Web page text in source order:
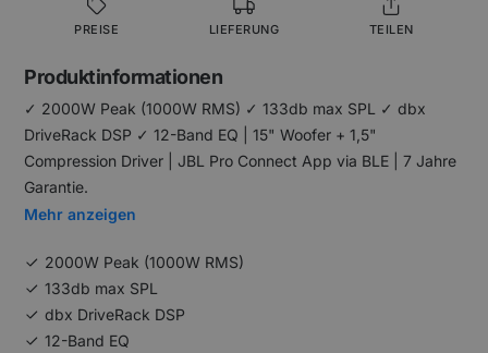
PREISE LIEFERUNG TEILEN
Produktinformationen
✓ 2000W Peak (1000W RMS) ✓ 133db max SPL ✓ dbx
DriveRack DSP ✓ 12-Band EQ | 15" Woofer + 1,5"
Compression Driver | JBL Pro Connect App via BLE | 7 Jahre
Garantie.
Mehr anzeigen
2000W Peak (1000W RMS)
133db max SPL
dbx DriveRack DSP
12-Band EQ